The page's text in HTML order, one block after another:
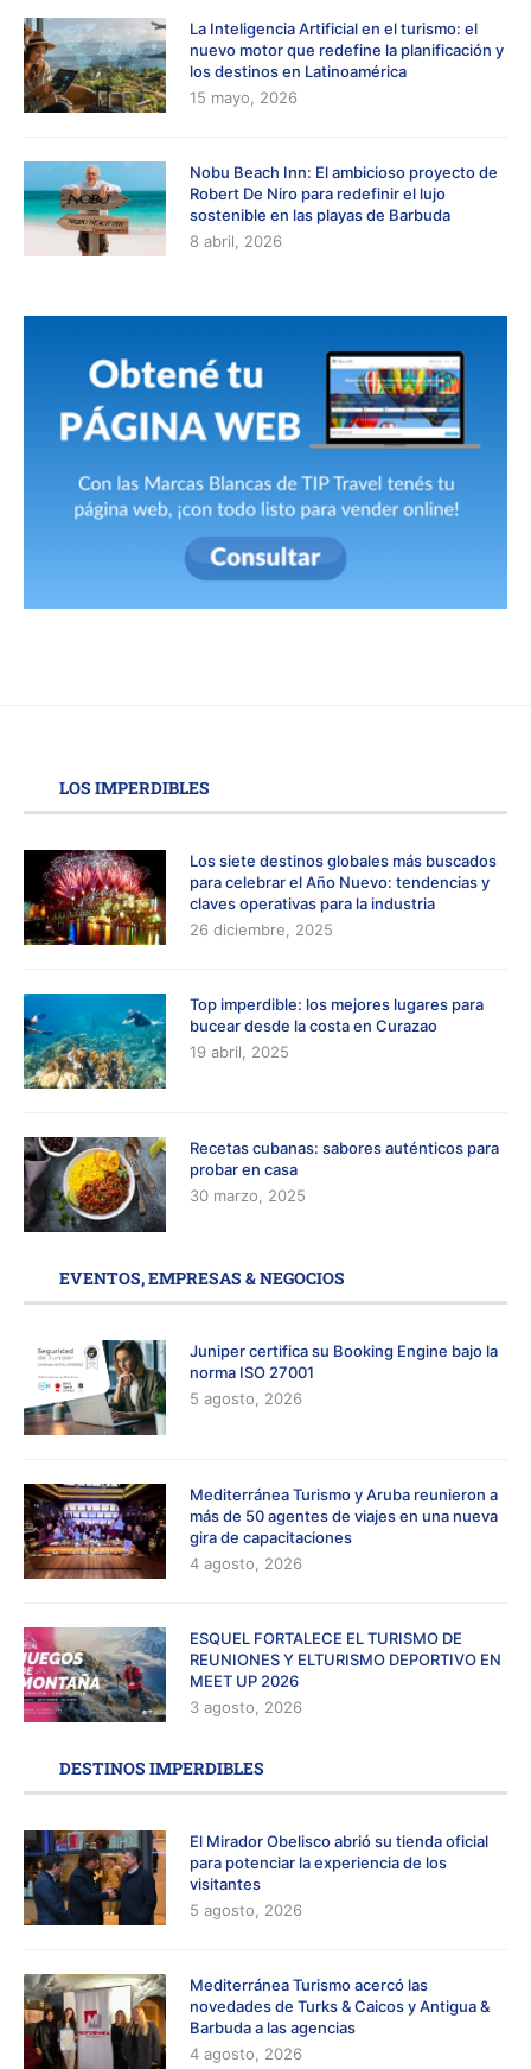
La Inteligencia Artificial en el turismo: el
nuevo motor que redefine la planificación y
los destinos en Latinoamérica
15 mayo, 2026
Nobu Beach Inn: El ambicioso proyecto de
Robert De Niro para redefinir el lujo
sostenible en las playas de Barbuda
8 abril, 2026
LOS IMPERDIBLES
Los siete destinos globales más buscados
para celebrar el Año Nuevo: tendencias y
claves operativas para la industria
26 diciembre, 2025
Top imperdible: los mejores lugares para
bucear desde la costa en Curazao
19 abril, 2025
Recetas cubanas: sabores auténticos para
probar en casa
30 marzo, 2025
EVENTOS, EMPRESAS & NEGOCIOS
Juniper certifica su Booking Engine bajo la
norma ISO 27001
5 agosto, 2026
Mediterránea Turismo y Aruba reunieron a
más de 50 agentes de viajes en una nueva
gira de capacitaciones
4 agosto, 2026
ESQUEL FORTALECE EL TURISMO DE
REUNIONES Y ELTURISMO DEPORTIVO EN
MEET UP 2026
3 agosto, 2026
DESTINOS IMPERDIBLES
El Mirador Obelisco abrió su tienda oficial
para potenciar la experiencia de los
visitantes
5 agosto, 2026
Mediterránea Turismo acercó las
novedades de Turks & Caicos y Antigua &
Barbuda a las agencias
4 agosto, 2026